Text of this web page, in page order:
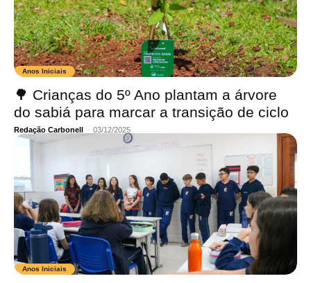
Anos Iniciais
🌳 Crianças do 5º Ano plantam a árvore
do sabiá para marcar a transição de ciclo
Redação Carbonell - 03/12/2025
Anos Iniciais